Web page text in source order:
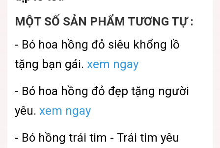
MỘT SỐ SẢN PHẨM TƯƠNG TỰ :
- Bó hoa hồng đỏ siêu khổng lồ
tặng bạn gái. xem ngay
- Bó hoa hồng đỏ đẹp tặng người
yêu. xem ngay
- Bó hồng trái tim - Trái tim yêu